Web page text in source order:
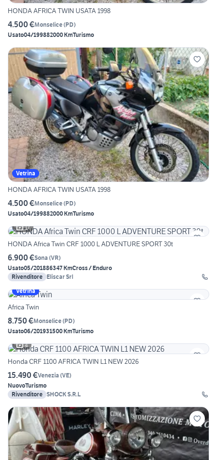
HONDA AFRICA TWIN USATA 1998
4.500 €Monselice(PD)
Usato04/199882000 KmTurismo
Vetrina
HONDA AFRICA TWIN USATA 1998
4.500 €Monselice(PD)
Usato04/199882000 KmTurismo
17
HONDA Africa Twin CRF 1000 L ADVENTURE SPORT 30t
6.900 €Sona (VR)
Usato05/201886347 KmCross / Enduro
Rivenditore Eliscar Srl
Vetrina
Africa Twin
8.750 €Monselice(PD)
Usato06/201931500 KmTurismo
4
Honda CRF 1100 AFRICA TWIN L1 NEW 2026
15.490 €Venezia (VE)
NuovoTurismo
Rivenditore SHOCK S.R.L